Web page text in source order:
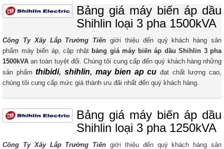
Bảng giá máy biến áp dầu
Shihlin loại 3 pha 1500kVA
Công Ty Xây Lắp Trường Tiến giới thiệu đến quý khách hàng sản
phẩm máy biến áp, cập nhật bảng giá máy biến áp dầu Shihlin 3 pha
1500kVA ​ an toàn tuyệt đối. Chúng tôi cung cấp đến quý khách hàng những
sản phẩmthibidi, shihlin, may bien ap cuđạt chất lượng cao,
chúng tôi cung cấp mức giá thành ưu đãi nhất đến quý khách hàng.
Bảng giá máy biến áp dầu
Shihlin loại 3 pha 1250kVA
Công Ty Xây Lắp Trường Tiến giới thiệu đến quý khách hàng sản